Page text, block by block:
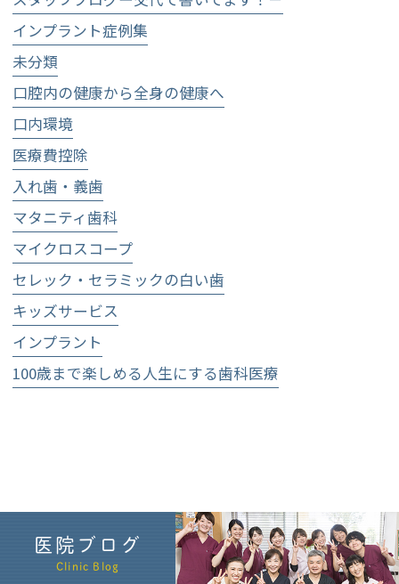
インプラント症例集
未分類
口腔内の健康から全身の健康へ
口内環境
医療費控除
入れ歯・義歯
マタニティ歯科
マイクロスコープ
セレック・セラミックの白い歯
キッズサービス
インプラント
100歳まで楽しめる人生にする歯科医療
医院ブログ
Clinic Blog